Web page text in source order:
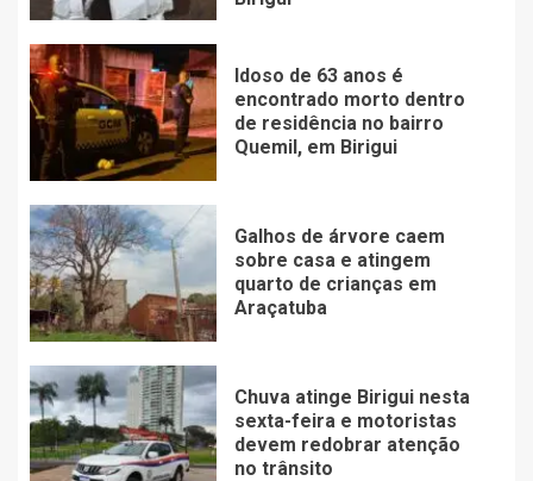
Idoso de 63 anos é
encontrado morto dentro
de residência no bairro
Quemil, em Birigui
Galhos de árvore caem
sobre casa e atingem
quarto de crianças em
Araçatuba
Chuva atinge Birigui nesta
sexta-feira e motoristas
devem redobrar atenção
no trânsito